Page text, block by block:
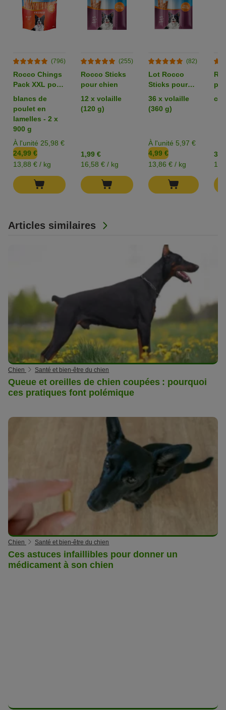
Articles similaires
Chien Santé et bien-être du chien
Queue et oreilles de chien coupées : pourquoi
ces pratiques font polémique
Chien Santé et bien-être du chien
Ces astuces infaillibles pour donner un
médicament à son chien
(796)
Rocco Chings
Pack XXL pour
chien
blancs de
poulet en
lamelles - 2 x
900 g
À l'unité 25,98 €
24,99 €
13,88 € / kg
(255)
Rocco Sticks
pour chien
12 x volaille
(120 g)
1,99 €
16,58 € / kg
(82)
Lot Rocco
Sticks pour
chien
36 x volaille
(360 g)
À l'unité 5,97 €
4,99 €
13,86 € / kg